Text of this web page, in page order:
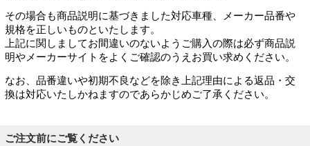
その場合も商品説明に基づきました対応車種、メーカー品番や
規格を正しいものといたします。
上記に関しましてお間違いのないようご購入の際は必ず商品説
明やメーカーサイトをよくご確認のうえお買い求めください。
なお、品番違いや初期不良などを除き上記理由による返品・交
換は対応いたしかねますのであらかじめご了承ください。
ご注文前にご覧ください